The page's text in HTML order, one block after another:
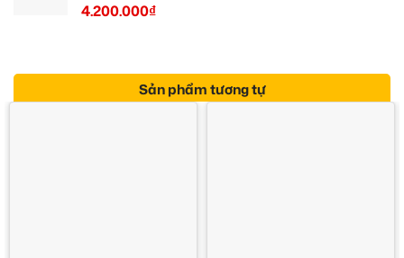
4.200.000₫
Sản phẩm tương tự